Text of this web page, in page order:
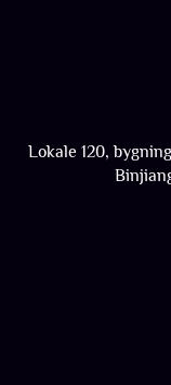
Lokale 120,